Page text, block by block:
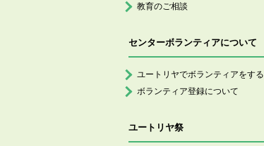
教育のご相談
センターボランティアについて
ユートリヤでボランティアをする
ボランティア登録について
ユートリヤ祭